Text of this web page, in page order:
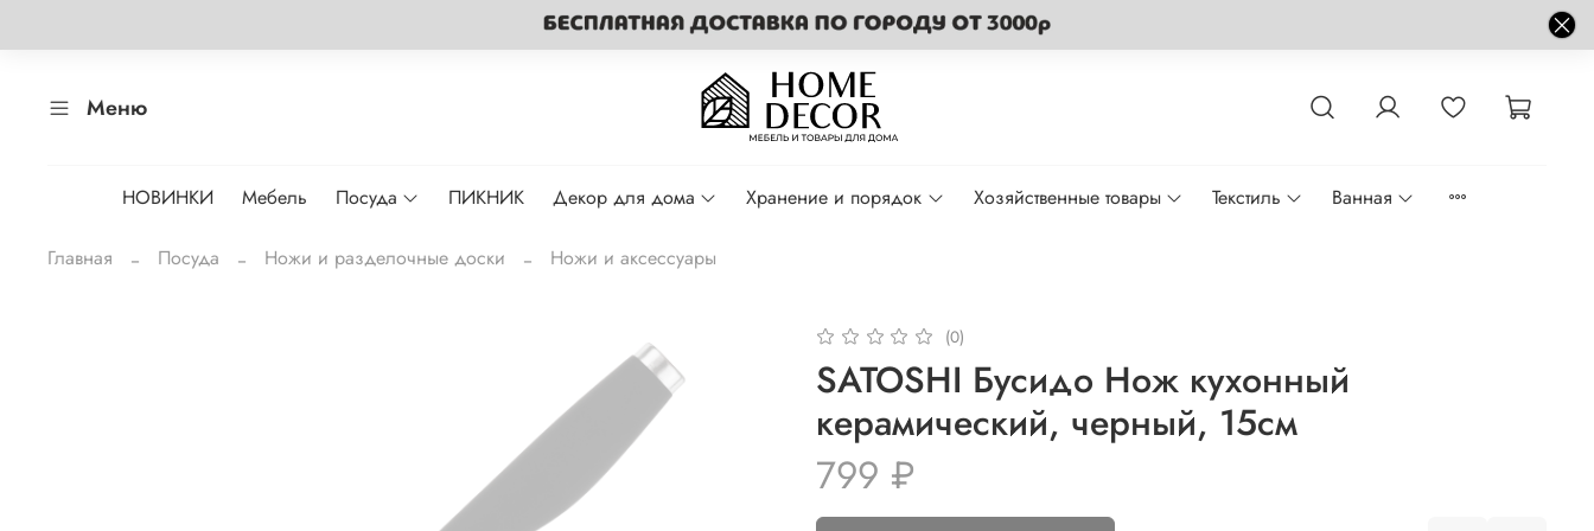
Меню
НОВИНКИ Мебель Посуда ПИКНИК Декор для дома Хранение и порядок Хозяйственные товары Текстиль Ванная
Главная Посуда Ножи и разделочные доски Ножи и аксессуары
(0)
SATOSHI Бусидо Нож кухонный
керамический, черный, 15см
799 ₽